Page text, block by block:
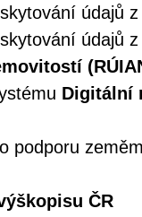
údajů
údajů
Digitální
podporu
ČR